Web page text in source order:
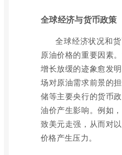
全球经济与货币政策
全球经济状况和
原油价格的重要因素
增长放缓的迹象愈发
场对原油需求前景的
储等主要央行的货币
油价产生影响。例如
致美元走强，从而对
价格产生压力。